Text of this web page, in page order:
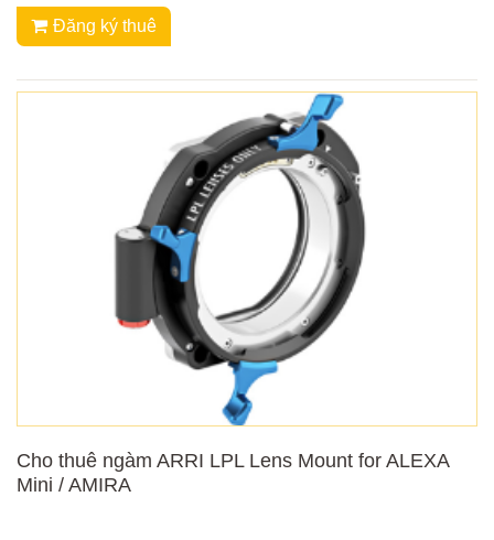
Đăng ký thuê
Cho thuê ngàm ARRI LPL Lens Mount for ALEXA
Mini / AMIRA